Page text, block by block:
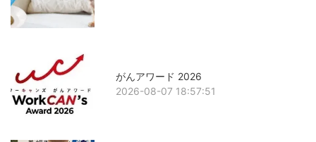
がんアワード 2026
2026-08-07 18:57:51